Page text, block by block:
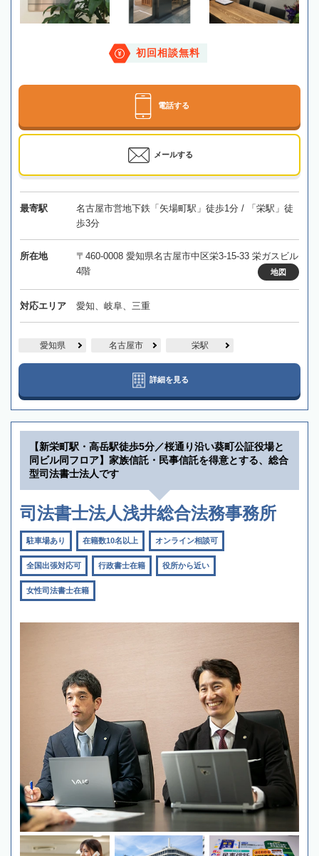
初回相談無料
電話する
メールする
最寄駅
名古屋市営地下鉄「矢場町駅」徒歩1分 / 「栄駅」徒
歩3分
所在地
〒460-0008 愛知県名古屋市中区栄3-15-33 栄ガスビル
4階
地図
対応エリア 愛知、岐阜、三重
愛知県 名古屋市 栄駅
詳細を見る
【新栄町駅・高岳駅徒歩5分／桜通り沿い葵町公証役場と
同ビル同フロア】家族信託・民事信託を得意とする、総合
型司法書士法人です
司法書士法人浅井総合法務事務所
駐車場あり 在籍数10名以上 オンライン相談可
全国出張対応可 行政書士在籍 役所から近い
女性司法書士在籍